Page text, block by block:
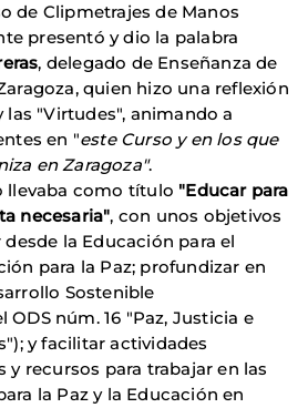
de Clipmetrajes de Manos
presentó y dio la palabra
, delegado de Enseñanza de
quien hizo una reflexión
las "Virtudes", animando a
en "este Curso y en los que
en Zaragoza".
llevaba como título "Educar para
necesaria", con unos objetivos
la Educación para el
para la Paz; profundizar en
Sostenible
ODS núm. 16 "Paz, Justicia e
y facilitar actividades
y recursos para trabajar en las
la Paz y la Educación en